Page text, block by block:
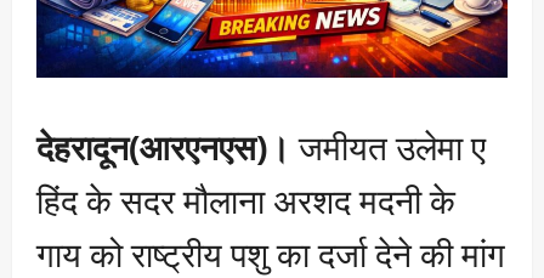
देहरादून(आरएनएस)।जमीयत उलेमा ए
हिंद के सदर मौलाना अरशद मदनी के
गाय को राष्ट्रीय पशु का दर्जा देने की मांग